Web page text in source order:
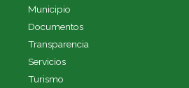
Municipio
Documentos
Transparencia
Servicios
Turismo